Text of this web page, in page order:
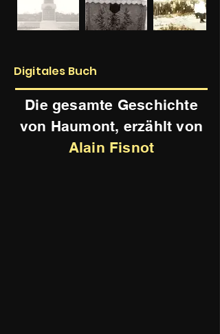
Digitales Buch
Die gesamte Geschichte
von Haumont, erzählt von
Alain Fisnot